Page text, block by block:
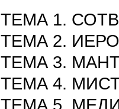
ТЕМА 1.
ТЕМА 2.
ТЕМА 3.
ТЕМА 4.
ТЕМА 5.